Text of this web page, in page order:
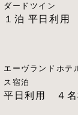
ダードツイン
１泊 平日利用
エーヴランドホテ
ス宿泊
平日利用 ４名